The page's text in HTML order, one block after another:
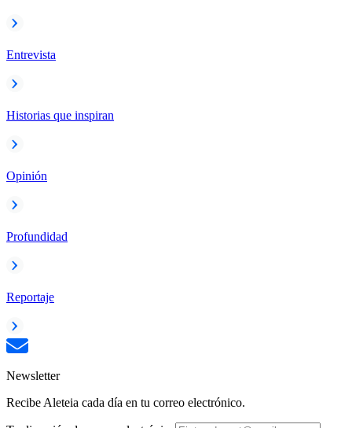
Entrevista
Historias que inspiran
Opinión
Profundidad
Reportaje
Newsletter
Recibe Aleteia cada día en tu correo electrónico.